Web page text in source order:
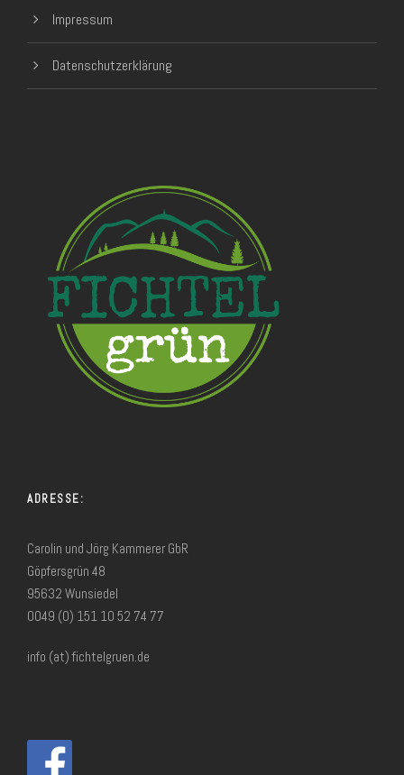
Impressum
Datenschutzerklärung
ADRESSE:
Carolin und Jörg Kammerer GbR
Göpfersgrün 48
95632 Wunsiedel
0049 (0) 151 10 52 74 77
info (at) fichtelgruen.de